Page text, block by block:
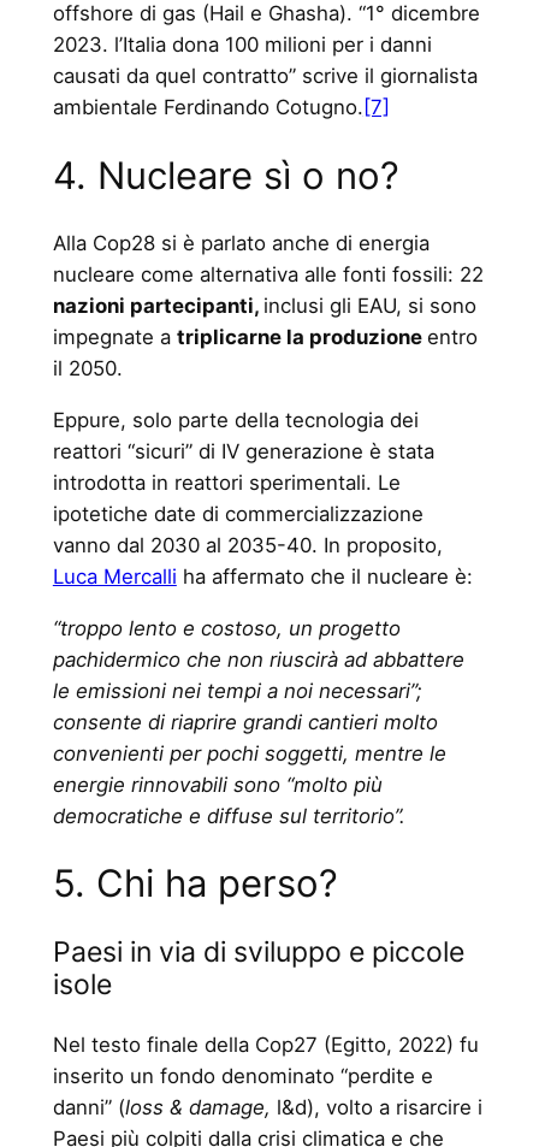
offshore di gas (Hail e Ghasha). “1° dicembre
2023. l’Italia dona 100 milioni per i danni
causati da quel contratto” scrive il giornalista
ambientale Ferdinando Cotugno. [7]
4. Nucleare sì o no?
Alla Cop28 si è parlato anche di energia
nucleare come alternativa alle fonti fossili: 22
nazioni partecipanti, inclusi gli EAU, si sono
impegnate a triplicarne la produzione entro
il 2050.
Eppure, solo parte della tecnologia dei
reattori “sicuri” di IV generazione è stata
introdotta in reattori sperimentali. Le
ipotetiche date di commercializzazione
vanno dal 2030 al 2035-40. In proposito,
Luca Mercalli ha affermato che il nucleare è:
“troppo lento e costoso, un progetto
pachidermico che non riuscirà ad abbattere
le emissioni nei tempi a noi necessari”;
consente di riaprire grandi cantieri molto
convenienti per pochi soggetti, mentre le
energie rinnovabili sono “molto più
democratiche e diffuse sul territorio”.
5. Chi ha perso?
Paesi in via di sviluppo e piccole
isole
Nel testo finale della Cop27 (Egitto, 2022) fu
inserito un fondo denominato “perdite e
danni” (loss & damage, l&d), volto a risarcire i
Paesi più colpiti dalla crisi climatica e che